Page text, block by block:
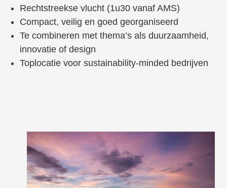
Rechtstreekse vlucht (1u30 vanaf AMS)
Compact, veilig en goed georganiseerd
Te combineren met thema’s als duurzaamheid,
innovatie of design
Toplocatie voor sustainability-minded bedrijven